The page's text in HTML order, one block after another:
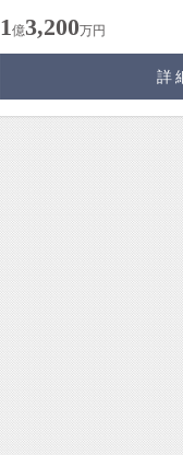
1億3,200万円
詳